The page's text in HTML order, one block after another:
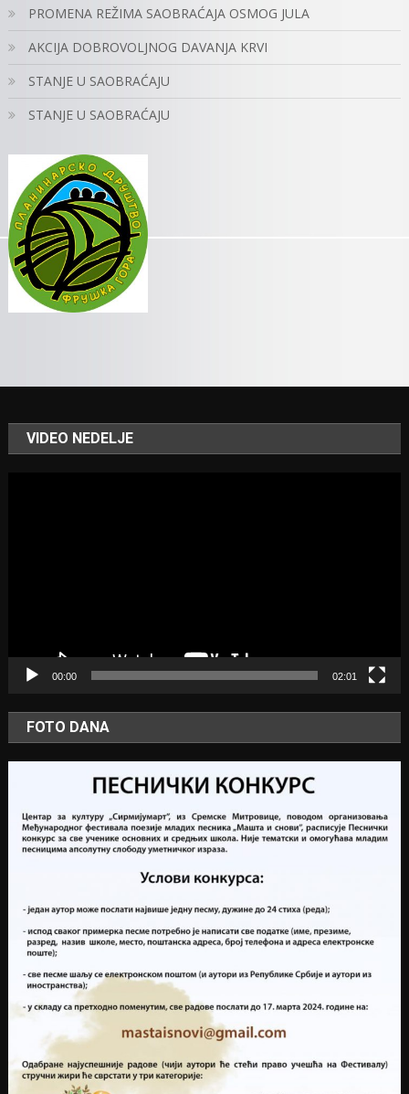
PROMENA REŽIMA SAOBRAĆAJA OSMOG JULA
AKCIJA DOBROVOLJNOG DAVANJA KRVI
STANJE U SAOBRAĆAJU
STANJE U SAOBRAĆAJU
VIDEO NEDELJE
00:00 02:01
FOTO DANA